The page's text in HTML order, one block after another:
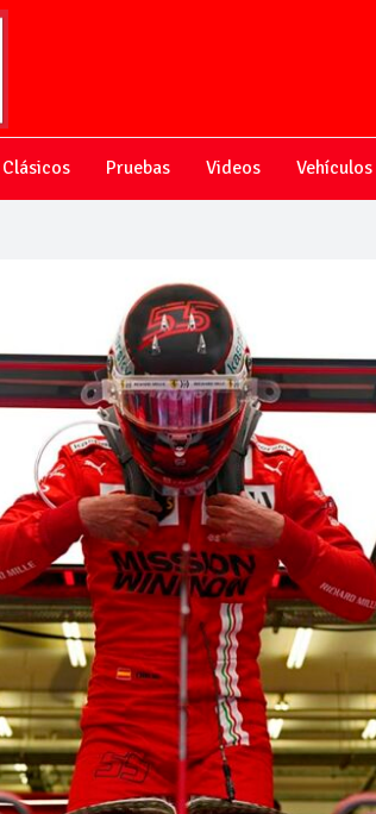
Clásicos Pruebas Videos